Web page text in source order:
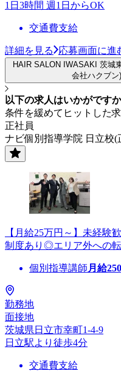
1日3時間 週1日からOK
交通費支給
詳細を見る 応募画面に進
HAIR SALON IWASAKI 茨城
会社ハクブ
以下の求人はいかがです
条件を緩めてヒットした
正社員
ナビ個別指導学院 日立校(
【月給25万円～】未経
制度あり◎エリア外への
個別指導講師 月給
勤務地
面接地
茨城県日立市幸町1-4-9
日立駅より徒歩4分
交通費支給